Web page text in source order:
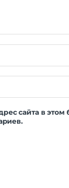
сайта в этом